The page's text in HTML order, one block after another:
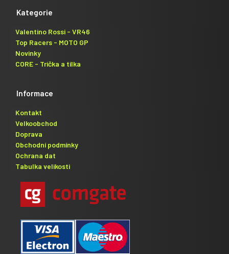
Kategorie
Valentino Rossi - VR46
Top Racers - MOTO GP
Novinky
CORE - Trička a tílka
Informace
Kontakt
Velkoobchod
Doprava
Obchodní podmínky
Ochrana dat
Tabulka velikosti